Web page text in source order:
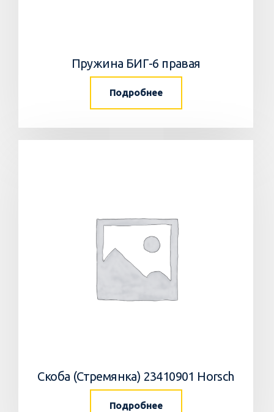
Пружина БИГ-6 правая
Подробнее
Скоба (Стремянка) 23410901 Horsch
Подробнее